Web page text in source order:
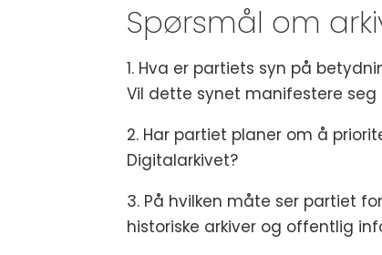
Spørsmål om
1. Hva er partiets syn på
Vil dette synet manifestere
2. Har partiet planer om å
Digitalarkivet?
3. På hvilken måte ser partiet
historiske arkiver og offentlig